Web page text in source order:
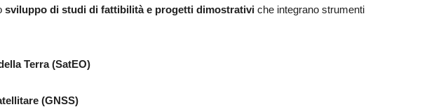
sviluppo di studi di fattibilità e progetti dimostrativi che integrano strumenti
Terra (SatEO)
(GNSS)